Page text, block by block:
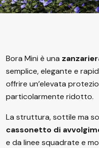
Bora Mini è una
semplice, elegante e
offrire un’elevata
particolarmente ridotto.
La struttura, sottile ma
cassonetto di
e da linee squadrate e